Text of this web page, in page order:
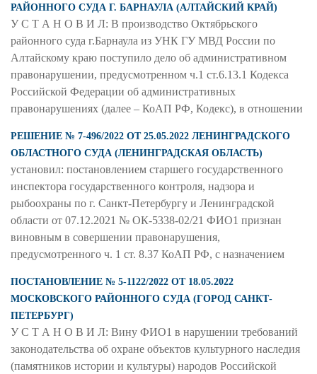
РАЙОННОГО СУДА Г. БАРНАУЛА (АЛТАЙСКИЙ КРАЙ)
У С Т А Н О В И Л: В производство Октябрьского
районного суда г.Барнаула из УНК ГУ МВД России по
Алтайскому краю поступило дело об административном
правонарушении, предусмотренном ч.1 ст.6.13.1 Кодекса
Российской Федерации об административных
правонарушениях (далее – КоАП РФ, Кодекс), в отношении
РЕШЕНИЕ № 7-496/2022 ОТ 25.05.2022 ЛЕНИНГРАДСКОГО
ОБЛАСТНОГО СУДА (ЛЕНИНГРАДСКАЯ ОБЛАСТЬ)
установил: постановлением старшего государственного
инспектора государственного контроля, надзора и
рыбоохраны по г. Санкт-Петербургу и Ленинградской
области от 07.12.2021 № ОК-5338-02/21 ФИО1 признан
виновным в совершении правонарушения,
предусмотренного ч. 1 ст. 8.37 КоАП РФ, с назначением
ПОСТАНОВЛЕНИЕ № 5-1122/2022 ОТ 18.05.2022
МОСКОВСКОГО РАЙОННОГО СУДА (ГОРОД САНКТ-
ПЕТЕРБУРГ)
У С Т А Н О В И Л: Вину ФИО1 в нарушении требований
законодательства об охране объектов культурного наследия
(памятников истории и культуры) народов Российской